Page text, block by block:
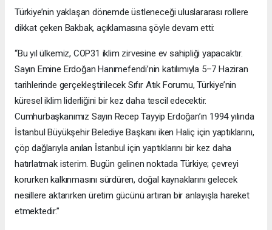
Türkiye’nin yaklaşan dönemde üstleneceği uluslararası rollere
dikkat çeken Bakbak, açıklamasına şöyle devam etti:
“Bu yıl ülkemiz, COP31 iklim zirvesine ev sahipliği yapacaktır.
Sayın Emine Erdoğan Hanımefendi’nin katılımıyla 5–7 Haziran
tarihlerinde gerçekleştirilecek Sıfır Atık Forumu, Türkiye’nin
küresel iklim liderliğini bir kez daha tescil edecektir.
Cumhurbaşkanımız Sayın Recep Tayyip Erdoğan’ın 1994 yılında
İstanbul Büyükşehir Belediye Başkanı iken Haliç için yaptıklarını,
çöp dağlarıyla anılan İstanbul için yaptıklarını bir kez daha
hatırlatmak isterim. Bugün gelinen noktada Türkiye; çevreyi
korurken kalkınmasını sürdüren, doğal kaynaklarını gelecek
nesillere aktarırken üretim gücünü artıran bir anlayışla hareket
etmektedir.”